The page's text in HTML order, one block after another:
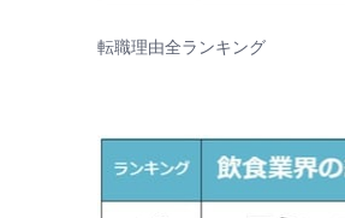
転職理由全ランキング